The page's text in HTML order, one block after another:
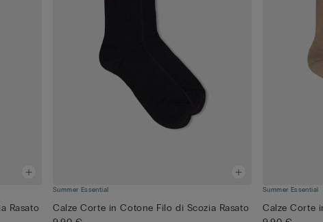
Rasato
Summer Essential
Calze Corte in Cotone Filo di Scozia Rasato
Summer Essential
Calze Corte